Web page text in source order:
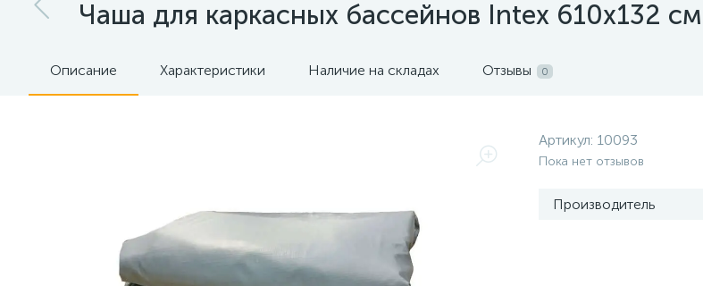
и уход
горки
для кормления
Чаша для каркасных бассейнов Intex 610х132
Описание Характеристики Наличие на складах Отзывы 0
Артикул: 10093
Пока нет отзывов
Производитель